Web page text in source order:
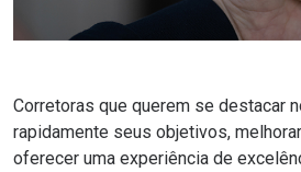
Corretoras que querem se destacar
rapidamente seus objetivos,
oferecer uma experiência de